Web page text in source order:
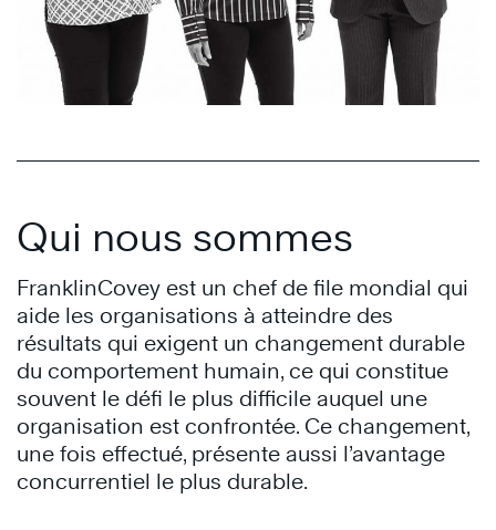
Qui nous sommes
FranklinCovey est un chef de file mondial qui
aide les organisations à atteindre des
résultats qui exigent un changement durable
du comportement humain, ce qui constitue
souvent le défi le plus difficile auquel une
organisation est confrontée. Ce changement,
une fois effectué, présente aussi l’avantage
concurrentiel le plus durable.